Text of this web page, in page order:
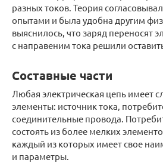
разных токов. Теория
опытами и была удобна другим
выяснилось, что заряд переносят
с направеним тока решили
Составные части
Любая электрическая цепь имеет
элементы: источник тока,
соединительные провода.
состоять из более мелких
каждый из которых имеет свое
и параметры.